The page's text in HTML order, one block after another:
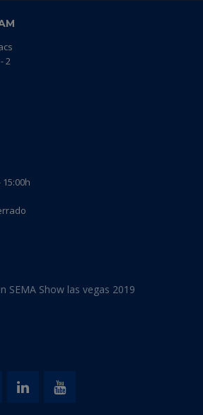
2
15:00h
SEMA Show las vegas 2019